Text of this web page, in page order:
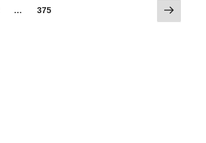
…
固
375
次
の